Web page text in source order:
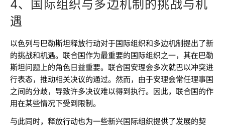
4、国际组织与多边机制的挑战与机
遇
以色列与巴勒斯坦释放行动对于国际组织和多边机制提出了新
的挑战和机遇。联合国作为最重要的国际组织之一，其在巴勒
斯坦问题上的角色日益重要。联合国安理会多次就巴以冲突进
行表态，推动相关决议的通过。然而，由于安理会常任理事国
之间的分歧，导致许多决议难以得到执行。因此，联合国的作
用在某些情况下受到限制。
与此同时，释放行动也为一些新兴国际组织提供了发展的契